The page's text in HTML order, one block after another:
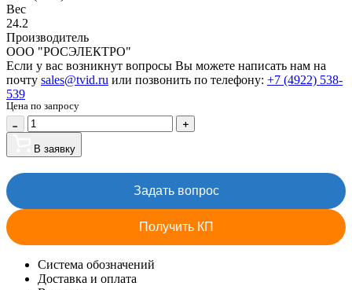
Вес
24.2
Производитель
ООО "РОСЭЛЕКТРО"
Если у вас возникнут вопросы Вы можете написать нам на
почту sales@tvid.ru или позвонить по телефону: +7 (4922) 538-
539
Цена по запросу
В заявку
Задать вопрос
Получить КП
Система обозначений
Доставка и оплата